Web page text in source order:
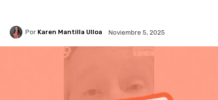
Por Karen Mantilla Ulloa Noviembre 5, 2025